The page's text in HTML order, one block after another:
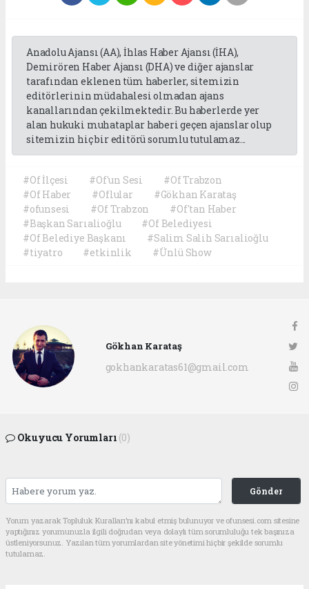
Anadolu Ajansı (AA), İhlas Haber Ajansı (İHA),
Demirören Haber Ajansı (DHA) ve diğer ajanslar
tarafından eklenen tüm haberler, sitemizin
editörlerinin müdahalesi olmadan ajans
kanallarından çekilmektedir. Bu haberlerde yer
alan hukuki muhataplar haberi geçen ajanslar olup
sitemizin hiç bir editörü sorumlu tutulamaz...
#Of İlçesi #Of'un Sesi
#Of Trabzon
#Of Haber
#Oflular
#Gökhan Karataş
#ofunsesi
#Of Trabzon
#Of'tan Haber
#Başkan Sarıalioğlu
#Of Belediyesi
#Of Belediye Başkanı
#Salim Salih Sarıalioğlu
#tiyatro
#etkinlik #Ünlü Show
Gökhan Karataş
gokhankaratas61@gmail.com
Okuyucu Yorumları (0)
Gönder
Yorum yazarak Topluluk Kuralları’nı kabul etmiş bulunuyor ve ofunsesi.com sitesine
yaptığınız yorumunuzla ilgili doğrudan veya dolaylı tüm sorumluluğu tek başınıza
üstleniyorsunuz. Yazılan tüm yorumlardan site yönetimi hiçbir şekilde sorumlu
tutulamaz.